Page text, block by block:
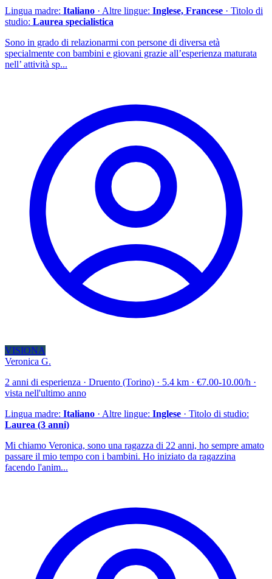
Lingua madre: Italiano · Altre lingue: Inglese, Francese · Titolo di
studio: Laurea specialistica
Sono in grado di relazionarmi con persone di diversa età
specialmente con bambini e giovani grazie all’esperienza maturata
nell’ attività sp...
VISIONA
Veronica G.
2 anni di esperienza · Druento (Torino) · 5.4 km · €7.00-10.00/h ·
vista nell'ultimo anno
Lingua madre: Italiano · Altre lingue: Inglese · Titolo di studio:
Laurea (3 anni)
Mi chiamo Veronica, sono una ragazza di 22 anni, ho sempre amato
passare il mio tempo con i bambini. Ho iniziato da ragazzina
facendo l'anim...